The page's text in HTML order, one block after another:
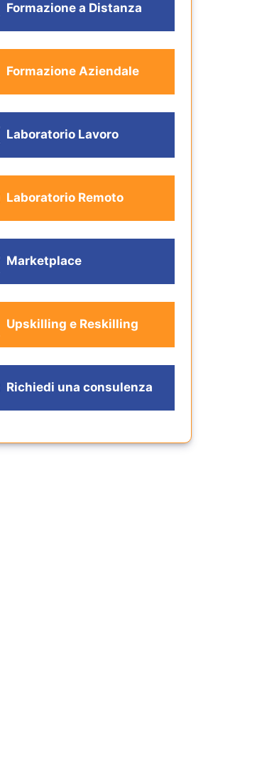
Formazione a Distanza
Formazione Aziendale
Laboratorio Lavoro
Laboratorio Remoto
Marketplace
Upskilling e Reskilling
Richiedi una consulenza